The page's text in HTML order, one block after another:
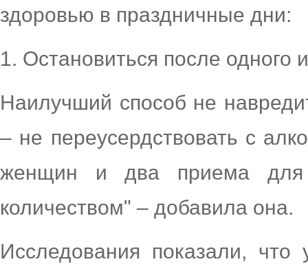
здоровью в праздничные дни:
1. Остановиться после одного
Наилучший способ не
– не переусердствовать с
женщин и два приема для
количеством" – добавила она.
Исследования показали,